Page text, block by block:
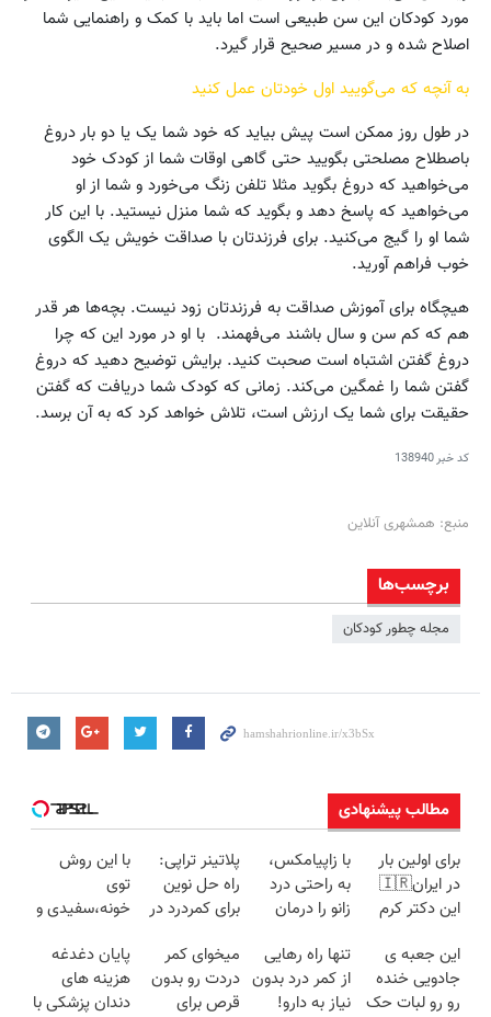
مورد کودکان این سن طبیعی است اما باید با کمک و راهنمایی شما
اصلاح شده و در مسیر صحیح قرار گیرد.
به آنچه که می‌گویید اول خودتان عمل کنید
در طول روز ممکن است پیش بیاید که خود شما یک یا دو بار دروغ
باصطلاح مصلحتی بگویید حتی گاهی اوقات شما از کودک خود
می‌خواهید که دروغ بگوید مثلا تلفن زنگ می‌خورد و شما از او
می‌خواهید که پاسخ دهد و بگوید که شما منزل نیستید. با این کار
شما او را گیج می‌کنید. برای فرزندتان با صداقت خویش یک الگوی
خوب فراهم آورید.
هیچگاه برای آموزش صداقت به فرزندتان زود نیست. بچه‌ها هر قدر
هم که کم سن و سال باشند می‌فهمند. با او در مورد این که چرا
دروغ گفتن اشتباه است صحبت کنید. برایش توضیح دهید که دروغ
گفتن شما را غمگین می‌کند. زمانی که کودک شما دریافت که گفتن
حقیقت برای شما یک ارزش است، تلاش خواهد کرد که به آن برسد.
کد خبر138940
منبع: همشهری آنلاین
برچسب‌ها
مجله چطور کودکان
مطالب پیشنهادی
برای اولین بار
در ایران🇮🇷
این دکتر کرم
روزه ساخت!
با زاپیامکس،
به راحتی درد
زانو را درمان
پلاتینر تراپی:
راه حل نوین
برای کمردرد در
با این روش
توی
خونه،سفیدی و
برگردون
(40%off)
این جعبه ی
جادویی خنده
رو رو لبات حک
تنها راه رهایی
از کمر درد بدون
نیاز به دارو!
میخوای کمر
دردت رو بدون
قرص برای
پایان دغدغه
هزینه های
دندان پزشکی با